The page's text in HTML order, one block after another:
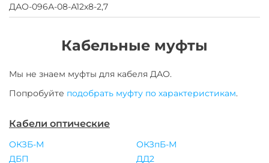
ДАО-096А-08-А12х8-2,7
Кабельные муфты
Мы не знаем муфты для кабеля ДАО.
Попробуйте подобрать муфту по характеристикам.
Кабели оптические
ОКЗБ-М
ОКЗпБ-М
ДБП
ДД2